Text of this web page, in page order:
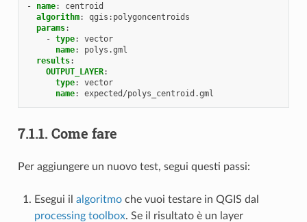
- name:
centroid
algorithm:
qgis:polygoncentroids
params:
- type:
vector
name:
polys.gml
results:
OUTPUT_LAYER:
type:
vector
name: expected/polys_centroid.gml
7.1.1. Come fare
Per aggiungere un nuovo test, segui questi passi:
Esegui il algoritmoche vuoi testare in QGIS dal
processing toolbox. Se il risultato è un layer